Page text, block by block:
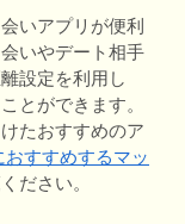
いアプリが便利
いやデート相手
設定を利用し
とができます。
たおすすめのア
すすめするマッ
ださい。